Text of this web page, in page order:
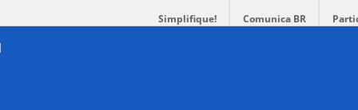
Simplifique! Comunica BR